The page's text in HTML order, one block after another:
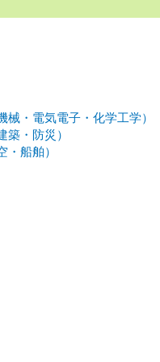
械・電気電子・化学工学）
築・防災）
・船舶）